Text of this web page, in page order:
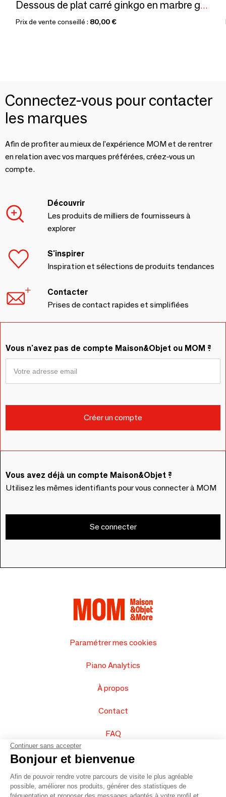
Dessous de plat carré ginkgo en marbre gris ocre et laiton
Prix de vente conseillé : 80,00 €
Connectez-vous pour contacter
les marques
Afin de profiter au mieux de l'expérience MOM et de rentrer
en relation avec vos marques préférées, créez-vous un
compte.
Découvrir
Les produits de milliers de fournisseurs à
explorer
S'inspirer
Inspiration et sélections de produits tendances
Contacter
Prises de contact rapides et simplifiées
Vous n'avez pas de compte Maison&Objet ou MOM ?
Vous avez déjà un compte Maison&Objet ?
Utilisez les mêmes identifiants pour vous connecter à MOM
Se connecter
Paramétrer mes cookies
Piano Analytics
À propos
Contact
FAQ
Vendez vos produits
Plan du site
Continuer sans accepter
Bonjour et bienvenue
Afin de pouvoir rendre votre parcours de visite le plus agréable
possible, améliorer nos produits, générer des statistiques de
fréquentation et proposer des messages adaptés à votre profil et